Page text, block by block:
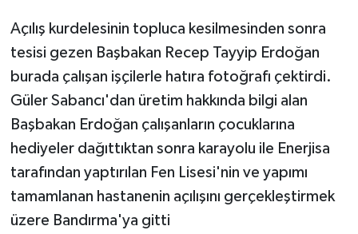
Açılış kurdelesinin topluca kesilmesinden sonra
tesisi gezen Başbakan Recep Tayyip Erdoğan
burada çalışan işçilerle hatıra fotoğrafı çektirdi.
Güler Sabancı'dan üretim hakkında bilgi alan
Başbakan Erdoğan çalışanların çocuklarına
hediyeler dağıttıktan sonra karayolu ile Enerjisa
tarafından yaptırılan Fen Lisesi'nin ve yapımı
tamamlanan hastanenin açılışını gerçekleştirmek
üzere Bandırma'ya gitti